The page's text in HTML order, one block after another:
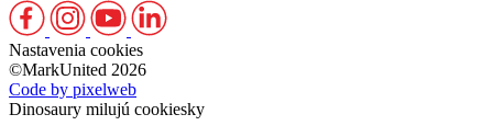
Nastavenia cookies
©MarkUnited 2026
Code by pixelweb
Dinosaury milujú cookiesky